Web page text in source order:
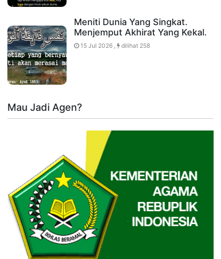
Meniti Dunia Yang Singkat.
Menjemput Akhirat Yang Kekal.
15 Jul 2026 , dilihat 258
Mau Jadi Agen?